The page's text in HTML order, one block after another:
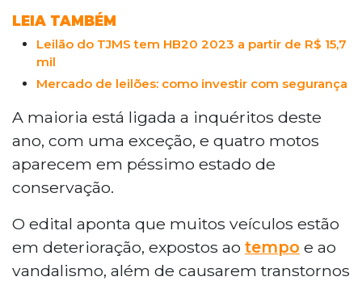
os bens serão entregues a um leiloeiro
credenciado para alienação em ações
penais sob supervisão do Tribunal de
Justiça de Mato Grosso do Sul.
LEIA TAMBÉM
Leilão do TJMS tem HB20 2023 a partir de R$ 15,7
mil
Mercado de leilões: como investir com segurança
A maioria está ligada a inquéritos deste
ano, com uma exceção, e quatro motos
aparecem em péssimo estado de
conservação.
O edital aponta que muitos veículos estão
em deterioração, expostos ao tempo e ao
vandalismo, além de causarem transtornos